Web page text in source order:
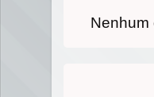
Nenhum